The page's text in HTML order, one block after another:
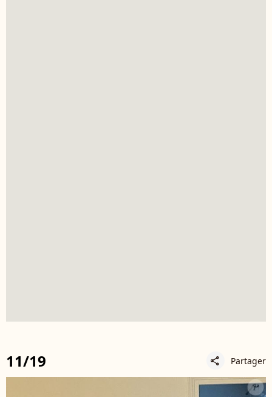
11/19 share Partager